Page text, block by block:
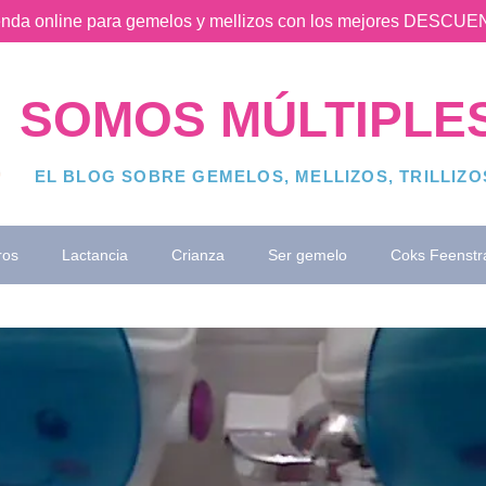
online para gemelos y mellizos con los mejores
SOMOS
EL BLOG SOBRE GEMELOS, MELLIZOS,
Lactancia Crianza Ser gemelo Coks